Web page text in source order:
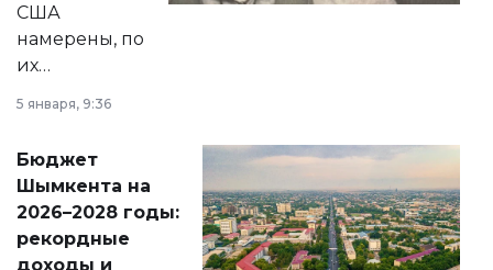
США
намерены, по
их
принести
народу
Венесуэлы.
5 января, 9:36
Бюджет
Шымкента на
2026–2028 годы:
рекордные
доходы и